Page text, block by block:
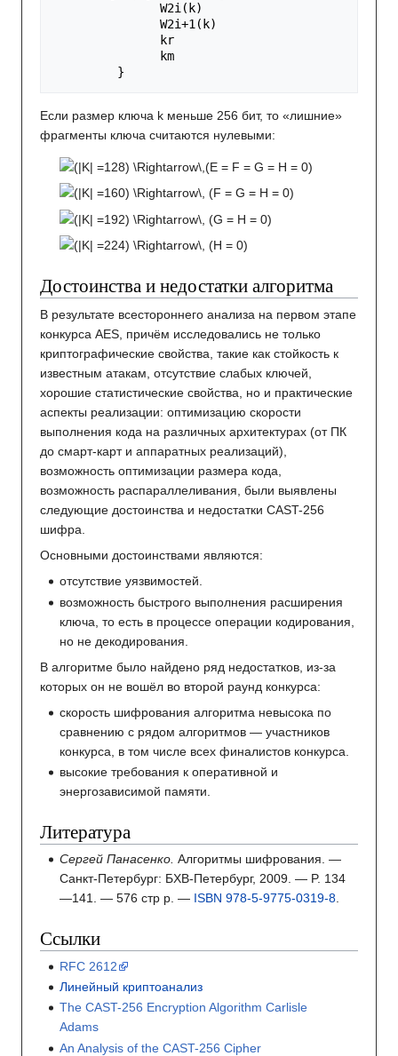
Если размер ключа k меньше 256 бит, то «лишние»
фрагменты ключа считаются нулевыми:
Достоинства и недостатки алгоритма
В результате всестороннего анализа на первом этапе
конкурса AES, причём исследовались не только
криптографические свойства, такие как стойкость к
известным атакам, отсутствие слабых ключей,
хорошие статистические свойства, но и практические
аспекты реализации: оптимизацию скорости
выполнения кода на различных архитектурах (от ПК
до смарт-карт и аппаратных реализаций),
возможность оптимизации размера кода,
возможность распараллеливания, были выявлены
следующие достоинства и недостатки CAST-256
шифра.
Основными достоинствами являются:
отсутствие уязвимостей.
возможность быстрого выполнения расширения
ключа, то есть в процессе операции кодирования,
но не декодирования.
В алгоритме было найдено ряд недостатков, из-за
которых он не вошёл во второй раунд конкурса:
скорость шифрования алгоритма невысока по
сравнению с рядом алгоритмов — участников
конкурса, в том числе всех финалистов конкурса.
высокие требования к оперативной и
энергозависимой памяти.
Литература
Сергей Панасенко. Алгоритмы шифрования. —
Санкт-Петербург: БХВ-Петербург, 2009. — P. 134
—141. — 576 стр p. — ISBN 978-5-9775-0319-8.
Ссылки
RFC 2612
Линейный криптоанализ
The CAST-256 Encryption Algorithm Carlisle
Adams
An Analysis of the CAST-256 Cipher